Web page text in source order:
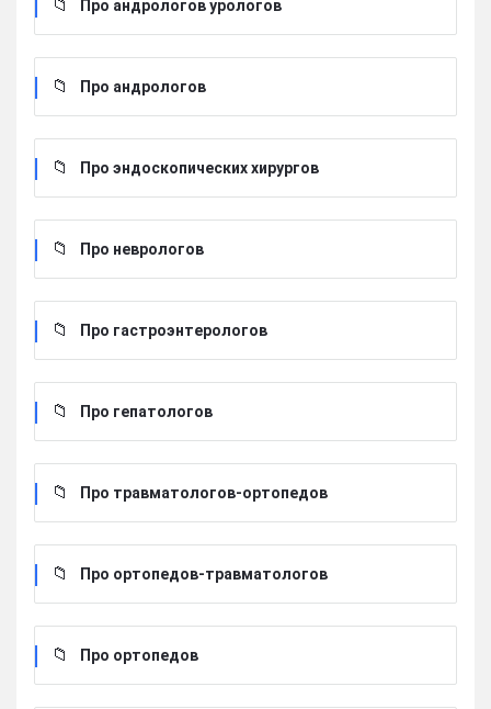
Про андрологов урологов
Про андрологов
Про эндоскопических хирургов
Про неврологов
Про гастроэнтерологов
Про гепатологов
Про травматологов-ортопедов
Про ортопедов-травматологов
Про ортопедов